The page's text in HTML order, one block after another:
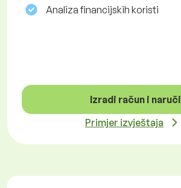
Analiza financijskih koristi
Izradi račun i naruči
Primjer izvještaja